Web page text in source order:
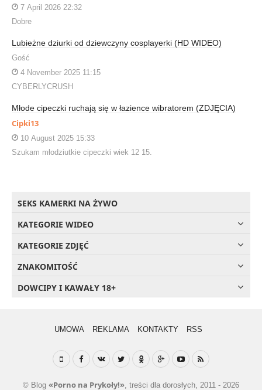
7 April 2026 22:32
Dobre
Lubieżne dziurki od dziewczyny cosplayerki (HD WIDEO)
Gość
4 November 2025 11:15
CYBERLYCRUSH
Młode cipeczki ruchają się w łazience wibratorem (ZDJĘCIA)
Cipki13
10 August 2025 15:33
Szukam młodziutkie cipeczki wiek 12 15.
SEKS KAMERKI NA ŻYWO
KATEGORIE WIDEO
KATEGORIE ZDJĘĆ
ZNAKOMITOŚĆ
DOWCIPY I KAWAŁY 18+
UMOWA REKLAMA KONTAKTY RSS
© Blog «Porno na Prykoły!», treści dla dorosłych, 2011 - 2026